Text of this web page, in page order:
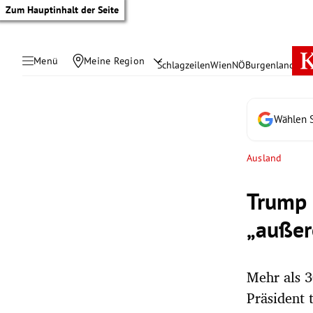
Zum Hauptinhalt der Seite
Menü Meine Region SchlagzeilenWienNÖBurgenland
Wählen
Ausland
Mehr als
Präsident